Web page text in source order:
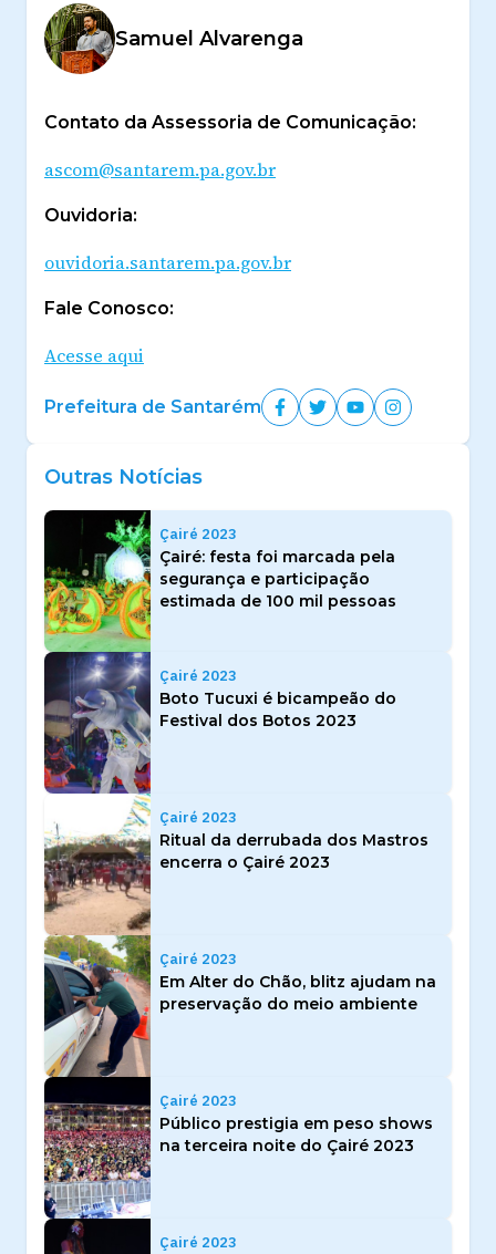
Samuel Alvarenga
Contato da Assessoria de Comunicação:
ascom@santarem.pa.gov.br
Ouvidoria:
ouvidoria.santarem.pa.gov.br
Fale Conosco:
Acesse aqui
Prefeitura de Santarém
Outras Notícias
Çairé 2023
Çairé: festa foi marcada pela
segurança e participação
estimada de 100 mil pessoas
Çairé 2023
Boto Tucuxi é bicampeão do
Festival dos Botos 2023
Çairé 2023
Ritual da derrubada dos Mastros
encerra o Çairé 2023
Çairé 2023
Em Alter do Chão, blitz ajudam na
preservação do meio ambiente
Çairé 2023
Público prestigia em peso shows
na terceira noite do Çairé 2023
Çairé 2023